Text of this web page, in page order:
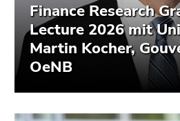
Finance Research
Lecture 2026 mit
Martin Kocher,
OeNB